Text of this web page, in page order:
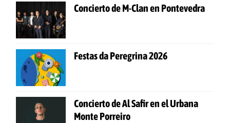
Concierto de M-Clan en Pontevedra
Festas da Peregrina 2026
Concierto de Al Safir en el Urbana
Monte Porreiro